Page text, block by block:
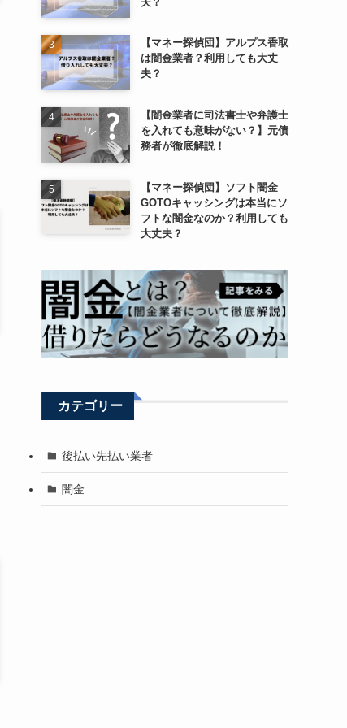
【マネー探偵団】アルプス香取
は闇金業者？利用しても大丈
夫？
【闇金業者に司法書士や弁護士
を入れても意味がない？】元債
務者が徹底解説！
【マネー探偵団】ソフト闇金
GOTOキャッシングは本当にソ
フトな闇金なのか？利用しても
大丈夫？
カテゴリー
後払い先払い業者
闇金